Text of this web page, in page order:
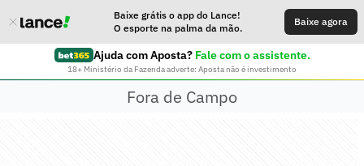
Baixe grátis o app do Lance!
O esporte na palma da mão.
Baixe agora
Ajuda com Aposta? Fale com o assistente.
18+ Ministério da Fazenda adverte: Aposta não é investimento
Fora de Campo